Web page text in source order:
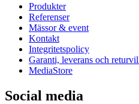
Produkter
Referenser
Mässor & event
Kontakt
Integritetspolicy
Garanti, leverans och
MediaStore
Social media